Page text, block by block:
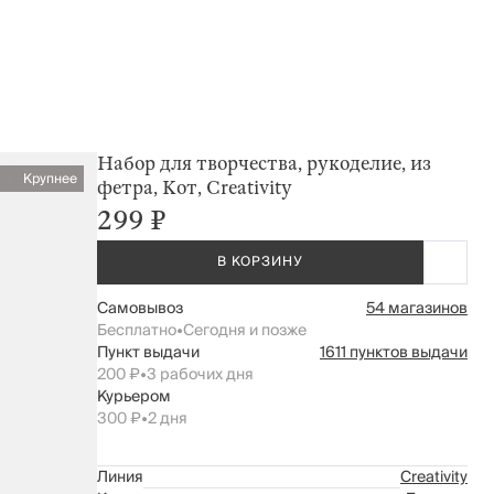
Крупнее
Набор для творчества, рукоделие, из
фетра, Кот, Creativity
299 ₽
В КОРЗИНУ
Самовывоз
54 магазинов
Бесплатно•Сегодня и позже
Пункт выдачи
1611 пунктов выдачи
200 ₽•3 рабочих дня
Курьером
300 ₽•2 дня
Линия
Creativity